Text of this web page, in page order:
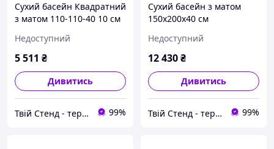
Сухий басейн Квадратний
з матом 110-110-40 10 см
Недоступний
5 511 ₴
Дивитись
Твій Стенд - термонаклейки, наклейки, стенди, фотошпалери 99%
Сухий басейн з матом
150х200х40 см
Недоступний
12 430₴
Дивитись
Твій Стенд - термонаклейки, наклейки, стенди, фотошпалери 99%